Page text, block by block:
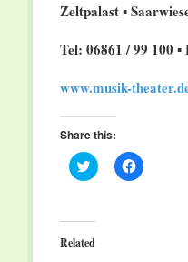
Zeltpalast ▪
Tel: 06861 / 99 100
www.musik-
Share this:
Click
to
(Opens
in
new
Click
to
Related